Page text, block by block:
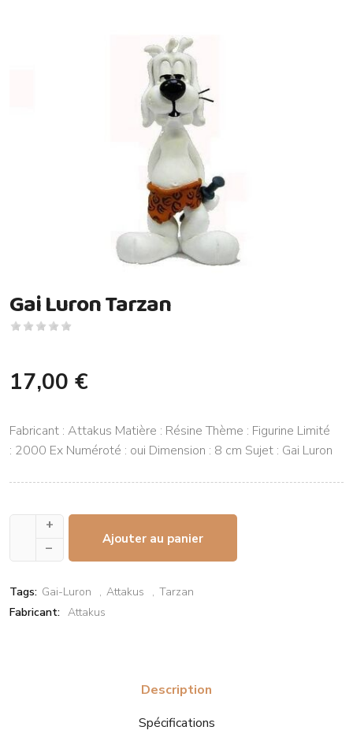
Gai Luron Tarzan
17,00 €
Fabricant : Attakus Matière : Résine Thème : Figurine Limité
: 2000 Ex Numéroté : oui Dimension : 8 cm Sujet : Gai Luron
+
–
Ajouter au panier
Tags: Gai-Luron Attakus
Tarzan
Fabricant: Attakus
Description
Spécifications